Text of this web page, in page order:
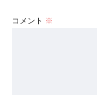
コメント ※